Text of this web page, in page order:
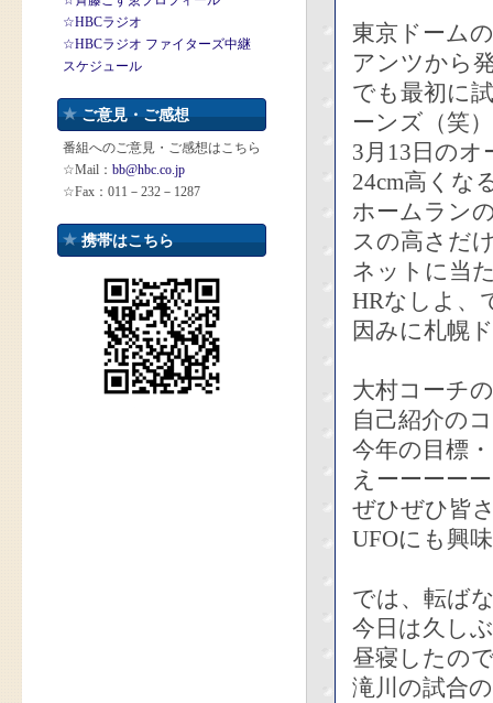
☆HBCラジオ
☆HBCラジオ ファイターズ中継
スケジュール
ご意見・ご感想
番組へのご意見・ご感想はこちら
☆Mail： bb@hbc.co.jp
☆Fax：011－232－1287
携帯はこちら
東京ドーム
アンツから
でも最初に
ーンズ（笑
3月13日の
24cm高くな
ホームラン
スの高さだ
ネットに当
HRなしよ、
因みに札幌
大村コーチ
自己紹介の
今年の目標
えーーーー
ぜひぜひ皆
UFOにも興
では、転ば
今日は久し
昼寝したの
滝川の試合